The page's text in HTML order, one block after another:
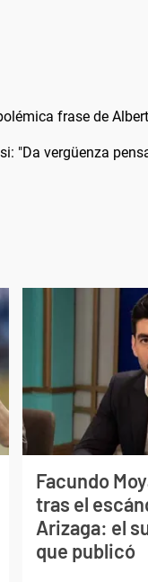
frase de
"Da vergüenza
Facundo
tras el
Arizaga: el
que publicó